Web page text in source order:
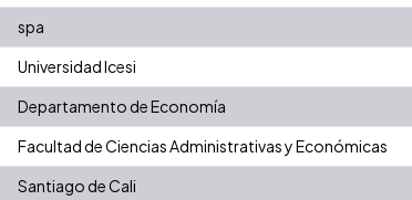
spa
Universidad Icesi
Departamento de Economía
Facultad de Ciencias Administrativas y Económicas
Santiago de Cali